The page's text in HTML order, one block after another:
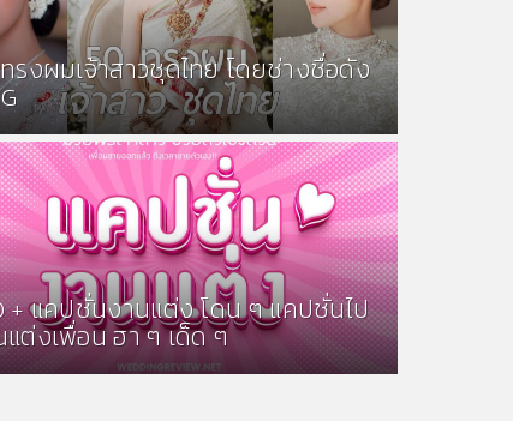
รงผมเจ้าสาวชุดไทย โดยช่างชื่อดัง
+ แคปชั่นงานแต่ง โดน ๆ แคปชั่นไป
ต่งเพื่อน ฮา ๆ เด็ด ๆ